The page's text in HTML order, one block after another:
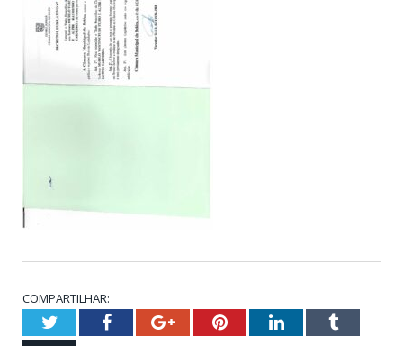
COMPARTILHAR:
TwitterFacebookGoogle+PinterestLinkedInTumblr